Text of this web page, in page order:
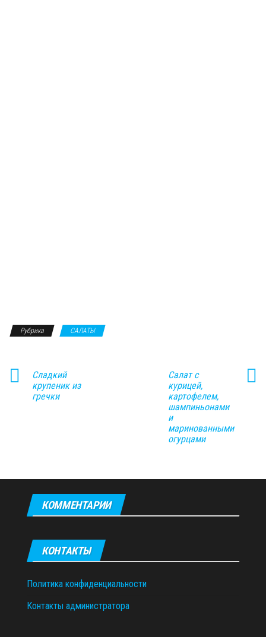
Рубрика САЛАТЫ
Сладкий
крупеник из
гречки
Салат с
курицей,
картофелем,
шампиньонами
и
маринованными
огурцами
КОММЕНТАРИИ
КОНТАКТЫ
Политика конфиденциальности
Контакты администратора